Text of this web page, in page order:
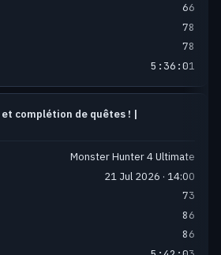
66
78
78
5:36:01
complétion de quêtes ! |
Monster Hunter 4 Ultimate
21 Jul 2026 · 14:00
73
86
86